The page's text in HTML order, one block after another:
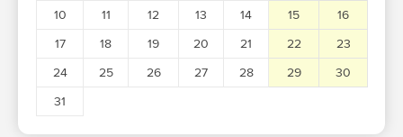
10
11 12 13 14 15
16
17
18 19 20 21 22
23
24
25 26 27 28 29
30
31